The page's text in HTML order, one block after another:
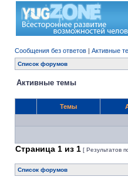
Сообщения без ответов | Активные
Список форумов
Активные темы
Темы
Страница 1 из 1 [ Результатов
Список форумов